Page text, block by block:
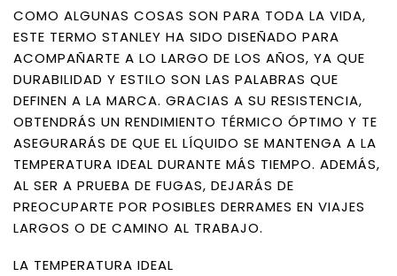
COMO ALGUNAS COSAS SON PARA TODA LA VIDA,
ESTE TERMO STANLEY HA SIDO DISEÑADO PARA
ACOMPAÑARTE A LO LARGO DE LOS AÑOS, YA QUE
DURABILIDAD Y ESTILO SON LAS PALABRAS QUE
DEFINEN A LA MARCA. GRACIAS A SU RESISTENCIA,
OBTENDRÁS UN RENDIMIENTO TÉRMICO ÓPTIMO Y TE
ASEGURARÁS DE QUE EL LÍQUIDO SE MANTENGA A LA
TEMPERATURA IDEAL DURANTE MÁS TIEMPO. ADEMÁS,
AL SER A PRUEBA DE FUGAS, DEJARÁS DE
PREOCUPARTE POR POSIBLES DERRAMES EN VIAJES
LARGOS O DE CAMINO AL TRABAJO.
LA TEMPERATURA IDEAL